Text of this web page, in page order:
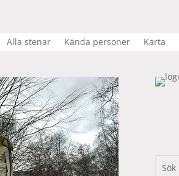
Alla stenar Kända personer Karta